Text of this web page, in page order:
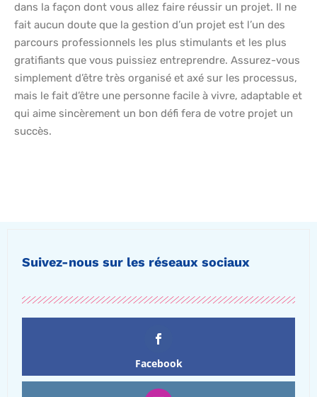
dans la façon dont vous allez faire réussir un projet. Il ne
fait aucun doute que la gestion d’un projet est l’un des
parcours professionnels les plus stimulants et les plus
gratifiants que vous puissiez entreprendre. Assurez-vous
simplement d’être très organisé et axé sur les processus,
mais le fait d’être une personne facile à vivre, adaptable et
qui aime sincèrement un bon défi fera de votre projet un
succès.
Suivez-nous sur les réseaux sociaux
Facebook